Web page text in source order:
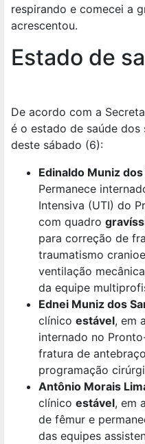
respirando e comecei a
acrescentou.
Estado de
De acordo com a
é o estado de saúde dos
deste sábado (6):
Edinaldo Muniz
Permanece
Intensiva (UTI) do
com quadro
para correção de
traumatismo
ventilação
da equipe
Ednei Muniz dos
clínico estável, em
internado no
fratura de
programação
Antônio Morais
clínico estável, em
de fêmur e
das equipes